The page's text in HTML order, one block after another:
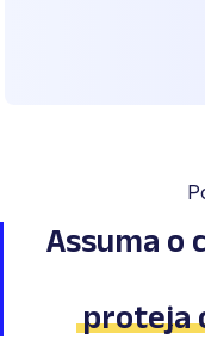
Assuma o
proteja